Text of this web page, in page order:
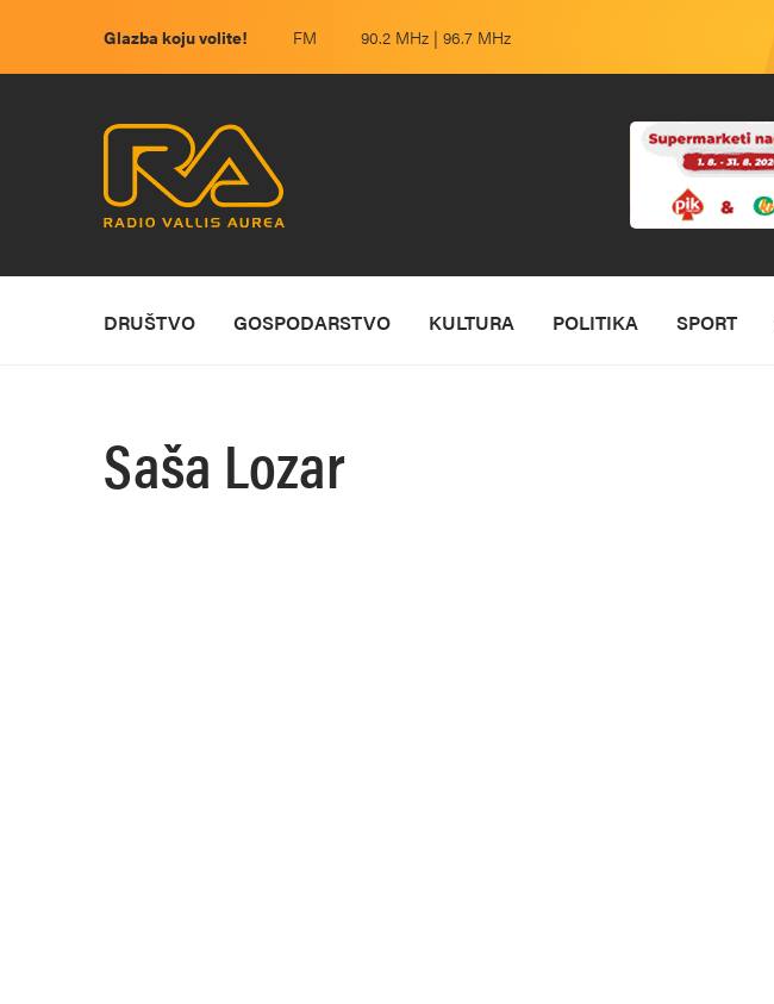
Glazba koju volite! FM 90.2 MHz | 96.7 MHz
DRUŠTVO GOSPODARSTVO KULTURA POLITIKA SPORT
Saša Lozar